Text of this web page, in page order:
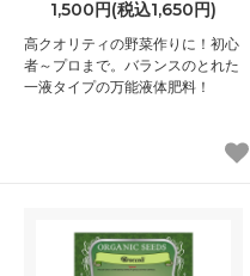
1,500円(税込1,650円)
高クオリティの野菜作りに！初心
者～プロまで。バランスのとれた
一液タイプの万能液体肥料！